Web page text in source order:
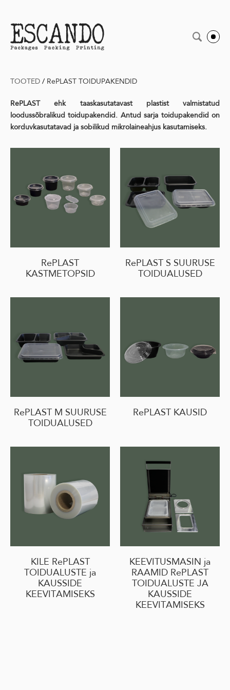
TOOTED / RePLAST TOIDUPAKENDID
RePLAST ehk taaskasutatavast plastist valmistatud
loodussõbralikud toidupakendid. Antud sarja toidupakendid on
korduvkasutatavad ja sobilikud mikrolaineahjus kasutamiseks.
RePLAST
KASTMETOPSID
RePLAST S SUURUSE
TOIDUALUSED
RePLAST M SUURUSE
TOIDUALUSED
RePLAST KAUSID
KILE RePLAST
TOIDUALUSTE ja
KAUSSIDE
KEEVITAMISEKS
KEEVITUSMASIN ja
RAAMID RePLAST
TOIDUALUSTE JA
KAUSSIDE
KEEVITAMISEKS